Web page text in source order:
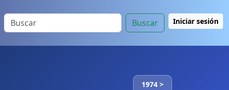
Buscar Iniciar sesión
1974 >